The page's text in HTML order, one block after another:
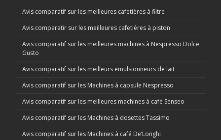
Avis comparatif sur les meilleures cafetières à filtre
Avis comparatir sur les meilleures cafetières à piston
Avis comparatif sur les meilleures machines à Nespresso Dolce
Gusto
Avis comparatif sur les meilleurs emulsionneurs de lait
Avis comparatif sur les Machines à capsule Nespresso
Avis comparatif sur les meilleures machines à café Senseo
Avis comparatif sur les Machines à dosettes Tassimo
Avis comparatif sur les Machines à café De’Longhi